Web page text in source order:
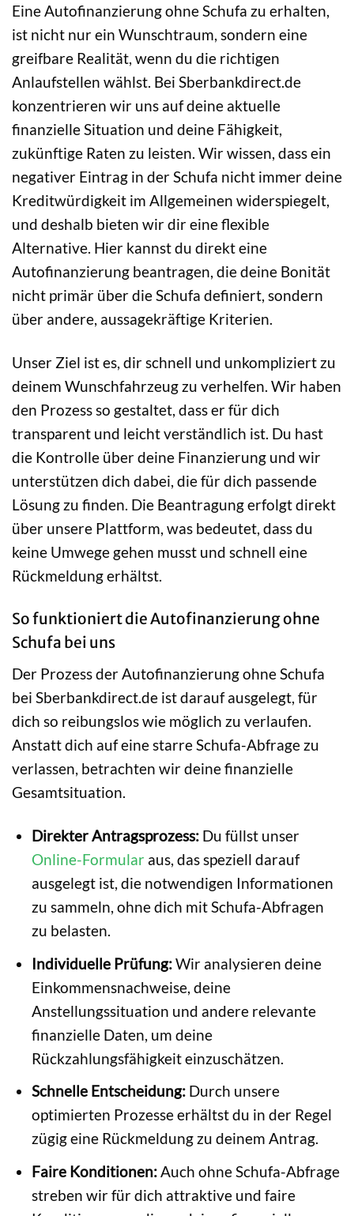
Eine Autofinanzierung ohne Schufa zu erhalten,
ist nicht nur ein Wunschtraum, sondern eine
greifbare Realität, wenn du die richtigen
Anlaufstellen wählst. Bei Sberbankdirect.de
konzentrieren wir uns auf deine aktuelle
finanzielle Situation und deine Fähigkeit,
zukünftige Raten zu leisten. Wir wissen, dass ein
negativer Eintrag in der Schufa nicht immer deine
Kreditwürdigkeit im Allgemeinen widerspiegelt,
und deshalb bieten wir dir eine flexible
Alternative. Hier kannst du direkt eine
Autofinanzierung beantragen, die deine Bonität
nicht primär über die Schufa definiert, sondern
über andere, aussagekräftige Kriterien.
Unser Ziel ist es, dir schnell und unkompliziert zu
deinem Wunschfahrzeug zu verhelfen. Wir haben
den Prozess so gestaltet, dass er für dich
transparent und leicht verständlich ist. Du hast
die Kontrolle über deine Finanzierung und wir
unterstützen dich dabei, die für dich passende
Lösung zu finden. Die Beantragung erfolgt direkt
über unsere Plattform, was bedeutet, dass du
keine Umwege gehen musst und schnell eine
Rückmeldung erhältst.
So funktioniert die Autofinanzierung ohne
Schufa bei uns
Der Prozess der Autofinanzierung ohne Schufa
bei Sberbankdirect.de ist darauf ausgelegt, für
dich so reibungslos wie möglich zu verlaufen.
Anstatt dich auf eine starre Schufa-Abfrage zu
verlassen, betrachten wir deine finanzielle
Gesamtsituation.
Direkter Antragsprozess:Du füllst unser
Online-Formularaus, das speziell darauf
ausgelegt ist, die notwendigen Informationen
zu sammeln, ohne dich mit Schufa-Abfragen
zu belasten.
Individuelle Prüfung:Wir analysieren deine
Einkommensnachweise, deine
Anstellungssituation und andere relevante
finanzielle Daten, um deine
Rückzahlungsfähigkeit einzuschätzen.
Schnelle Entscheidung:Durch unsere
optimierten Prozesse erhältst du in der Regel
zügig eine Rückmeldung zu deinem Antrag.
Faire Konditionen:Auch ohne Schufa-Abfrage
streben wir für dich attraktive und faire